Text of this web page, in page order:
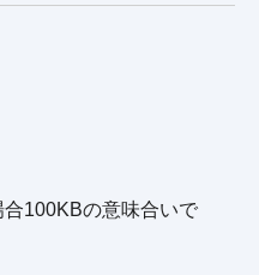
合100KBの意味合いで